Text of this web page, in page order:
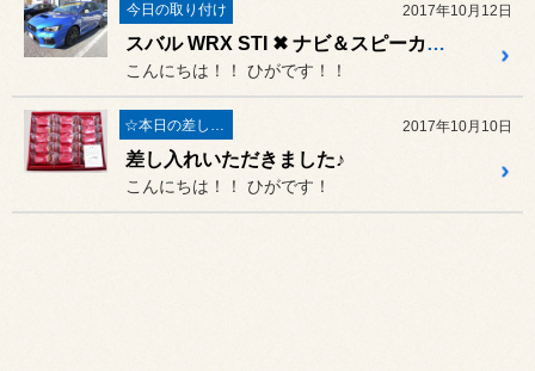
今日の取り付け 2017年10月12日
スバル WRX STI ✖ ナビ＆スピーカー＆点火系チューニング
こんにちは！！ ひがです！！
☆本日の差し入れ☆ 2017年10月10日
差し入れいただきました♪
こんにちは！！ ひがです！